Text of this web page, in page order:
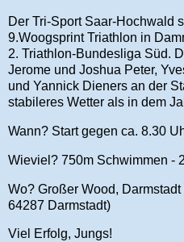
Der Tri-Sport Saar-Hochwald
9.Woogsprint Triathlon in
2. Triathlon-Bundesliga Süd.
Jerome und Joshua Peter,
und Yannick Dieners an der
stabileres Wetter als in dem
Wann? Start gegen ca. 8.30
Wieviel? 750m Schwimmen -
Wo? Großer Wood,
64287 Darmstadt)
Viel Erfolg, Jungs!